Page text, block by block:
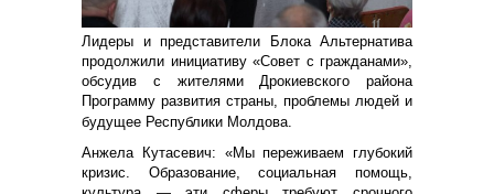
Лидеры и представители Блока Альтернатива
продолжили инициативу «Cовет с гражданами»,
обсудив с жителями Дрокиевского района
Программу развития страны, проблемы людей и
будущее Республики Молдова.
Анжела Кутасевич: «Мы переживаем глубокий
кризис. Образование, социальная помощь,